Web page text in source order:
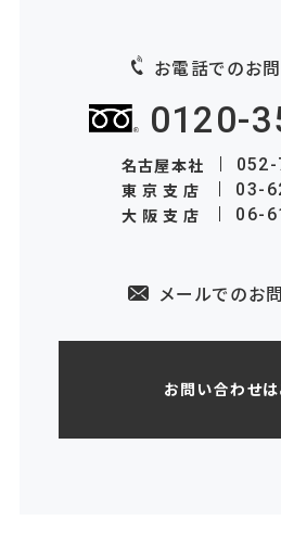
お電話でのお
0120-
名古屋本社
東京支店 03-
大阪支店 06-
メールでのお
お問い合わせは